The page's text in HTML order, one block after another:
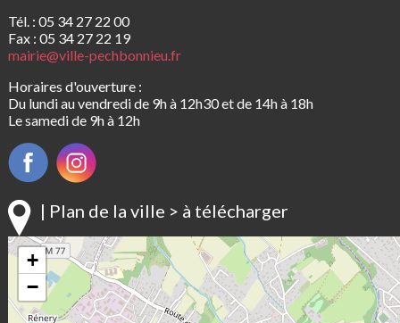
Tél. : 05 34 27 22 00
Fax : 05 34 27 22 19
mairie@ville-pechbonnieu.fr
Horaires d'ouverture :
Du lundi au vendredi de 9h à 12h30 et de 14h à 18h
Le samedi de 9h à 12h
| Plan de la ville > à télécharger
+
−